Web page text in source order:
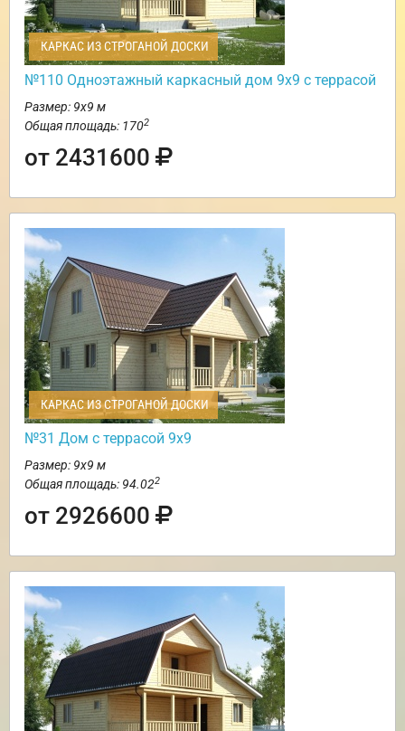
КАРКАС ИЗ СТРОГАНОЙ ДОСКИ
№110 Одноэтажный каркасный дом 9х9 с террасой
Размер: 9х9 м
Общая площадь: 1702
от 2431600
КАРКАС ИЗ СТРОГАНОЙ ДОСКИ
№31 Дом с террасой 9х9
Размер: 9х9 м
Общая площадь: 94.022
от 2926600